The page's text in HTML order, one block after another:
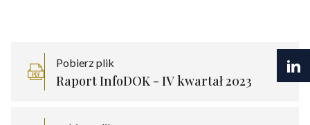
Pobierz plik
Raport InfoDOK - IV kwartał 2023